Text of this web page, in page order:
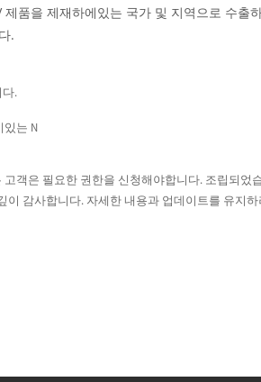
품을 제재하에있는 국가 및 지역으로 수출
.
다.
있는 N
객은 필요한 권한을 신청해야합니다. 조립되었
감사합니다. 자세한 내용과 업데이트를 유지